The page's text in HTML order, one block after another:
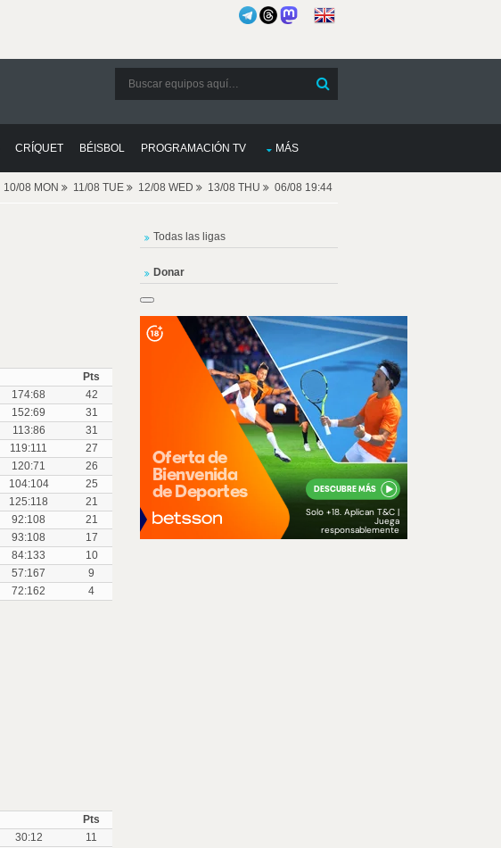
CRÍQUET BÉISBOL PROGRAMACIÓN TV MÁS
10/08 MON 11/08 TUE 12/08 WED 13/08 THU 06/08 19:44
Pts
174:68
42
152:69
31
113:86
31
119:111
27
120:71
26
104:104
25
125:118
21
92:108
21
93:108
17
84:133
10
57:167
9
72:162 4
Pts
30:12
11
Todas las ligas
Donar